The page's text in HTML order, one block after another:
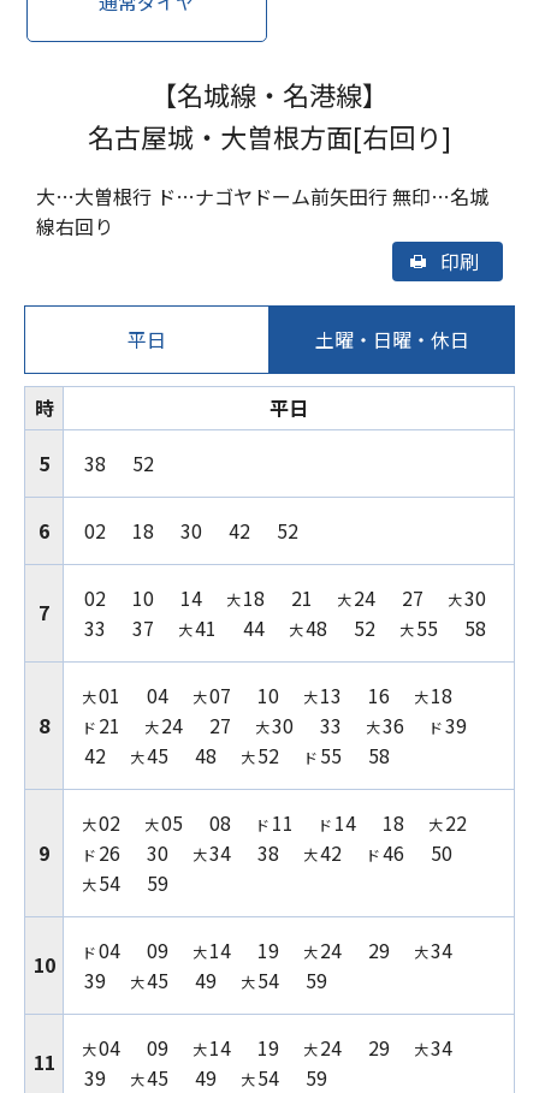
【名城線・名港線】
名古屋城・大曽根方面[右回り]
大…大曽根行 ド…ナゴヤドーム前矢田行 無印…名城
線右回り
印刷
平日 土曜・日曜・休日
時
平日
5
38 52
6 02 18 30 42 52
7 02 10 14 大18 21 大24 27 大30
33
37 大41 44 大48 52 大55 58
8
大01 04 大07 10 大13 16 大18
ド 21 大24 27 大30 33 大36 ド39
42
大45 48 大52 ド 55 58
9
大02 大05 08 ド 11 ド 14 18 大22
ド 26 30 大34 38 大42 ド46 50
大54 59
10 ド04 09 大14 19 大24 29 大34
39
大45 49 大54 59
11 大04 09 大14 19 大24 29 大34
39
大45 49 大54 59